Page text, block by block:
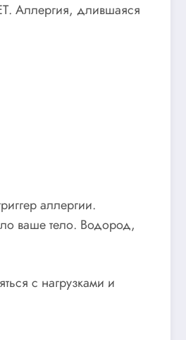
Аллергия, длившаяся
аллергии.
ваше тело. Водород,
с нагрузками и